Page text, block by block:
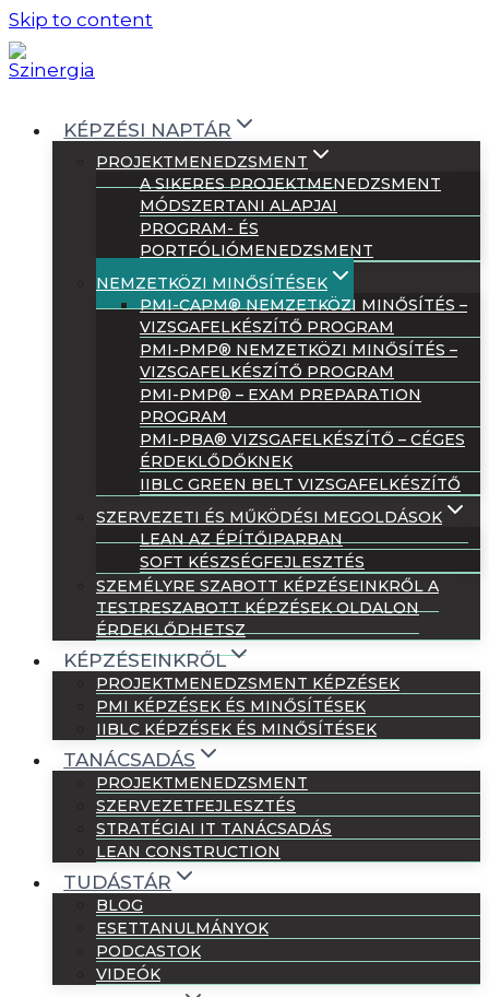
Skip to content
KÉPZÉSI NAPTÁR
PROJEKTMENEDZSMENT
A SIKERES PROJEKTMENEDZSMENT
MÓDSZERTANI ALAPJAI
PROGRAM- ÉS
PORTFÓLIÓMENEDZSMENT
NEMZETKÖZI MINŐSÍTÉSEK
PMI-CAPM® NEMZETKÖZI MINŐSÍTÉS –
VIZSGAFELKÉSZÍTŐ PROGRAM
PMI-PMP® NEMZETKÖZI MINŐSÍTÉS –
VIZSGAFELKÉSZÍTŐ PROGRAM
PMI-PMP® – EXAM PREPARATION
PROGRAM
PMI-PBA® VIZSGAFELKÉSZÍTŐ – CÉGES
ÉRDEKLŐDŐKNEK
IIBLC GREEN BELT VIZSGAFELKÉSZÍTŐ
SZERVEZETI ÉS MŰKÖDÉSI MEGOLDÁSOK
LEAN AZ ÉPÍTŐIPARBAN
SOFT KÉSZSÉGFEJLESZTÉS
SZEMÉLYRE SZABOTT KÉPZÉSEINKRŐL A
TESTRESZABOTT KÉPZÉSEK OLDALON
ÉRDEKLŐDHETSZ
KÉPZÉSEINKRŐL
PROJEKTMENEDZSMENT KÉPZÉSEK
PMI KÉPZÉSEK ÉS MINŐSÍTÉSEK
IIBLC KÉPZÉSEK ÉS MINŐSÍTÉSEK
TANÁCSADÁS
PROJEKTMENEDZSMENT
SZERVEZETFEJLESZTÉS
STRATÉGIAI IT TANÁCSADÁS
LEAN CONSTRUCTION
TUDÁSTÁR
BLOG
ESETTANULMÁNYOK
PODCASTOK
VIDEÓK